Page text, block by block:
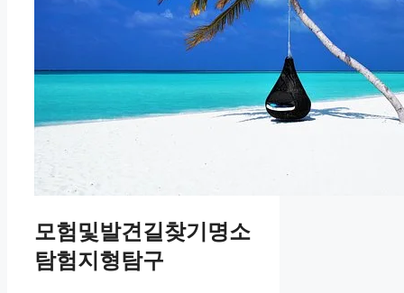
모험및발견길찾기명소
탐험지형탐구